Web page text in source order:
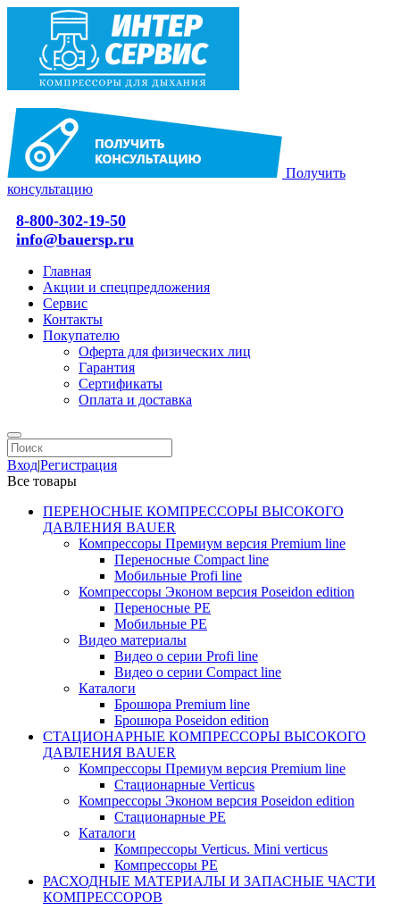
Получить
консультацию
8-800-302-19-50
info@bauersp.ru
Главная
Акции и спецпредложения
Сервис
Контакты
Покупателю
Оферта для физических лиц
Гарантия
Сертификаты
Оплата и доставка
Вход|Регистрация
Все товары
ПЕРЕНОСНЫЕ КОМПРЕССОРЫ ВЫСОКОГО
ДАВЛЕНИЯ BAUER
Компрессоры Премиум версия Premium line
Переносные Compact line
Мобильные Profi line
Компрессоры Эконом версия Poseidon edition
Переносные PE
Мобильные PE
Видео материалы
Видео о серии Profi line
Видео о серии Compact line
Каталоги
Брошюра Premium line
Брошюра Poseidon edition
СТАЦИОНАРНЫЕ КОМПРЕССОРЫ ВЫСОКОГО
ДАВЛЕНИЯ BAUER
Компрессоры Премиум версия Premium line
Стационарные Verticus
Компрессоры Эконом версия Poseidon edition
Стационарные PE
Каталоги
Компрессоры Verticus. Mini verticus
Компрессоры PE
РАСХОДНЫЕ МАТЕРИАЛЫ И ЗАПАСНЫЕ ЧАСТИ
КОМПРЕССОРОВ